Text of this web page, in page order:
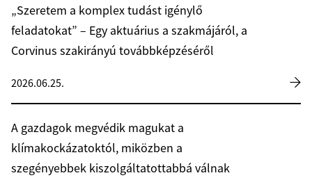
„Szeretem a komplex tudást igénylő
feladatokat” – Egy aktuárius a szakmájáról, a
Corvinus szakirányú továbbképzéséről
2026.06.25.
A gazdagok megvédik magukat a
klímakockázatoktól, miközben a
szegényebbek kiszolgáltatottabbá válnak